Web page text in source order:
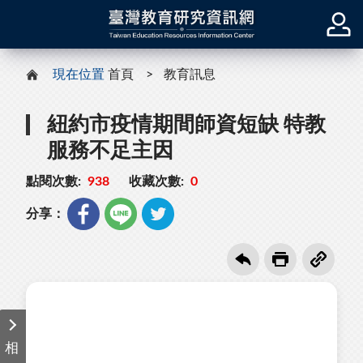
現在位置 首頁 教育訊息
紐約市疫情期間師資短缺 特教
服務不足主因
點閱次數: 938 收藏次數: 0
分享：
相